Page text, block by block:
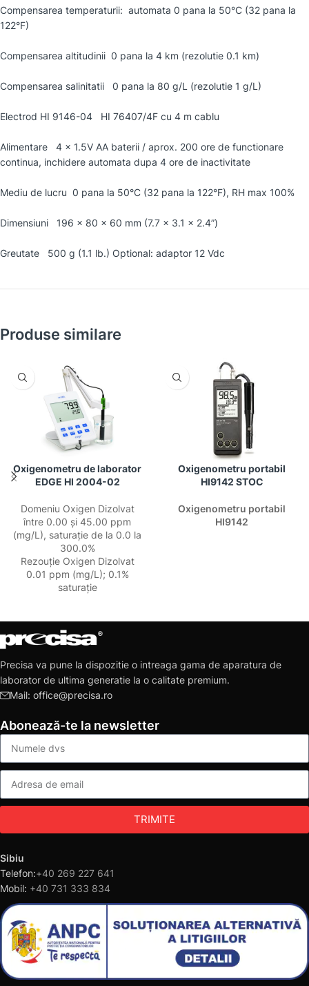
Compensarea temperaturii: automata 0 pana la 50°C (32 pana la
122°F)
Compensarea altitudinii 0 pana la 4 km (rezolutie 0.1 km)
Compensarea salinitatii 0 pana la 80 g/L (rezolutie 1 g/L)
Electrod HI 9146-04 HI 76407/4F cu 4 m cablu
Alimentare 4 x 1.5V AA baterii / aprox. 200 ore de functionare
continua, inchidere automata dupa 4 ore de inactivitate
Mediu de lucru 0 pana la 50°C (32 pana la 122°F), RH max 100%
Dimensiuni 196 x 80 x 60 mm (7.7 x 3.1 x 2.4”)
Greutate 500 g (1.1 lb.) Optional: adaptor 12 Vdc
Produse similare
Oxigenometru de laborator
EDGE HI 2004-02
Domeniu Oxigen Dizolvat
între 0.00 și 45.00 ppm
(mg/L), saturație de la 0.0 la
300.0%
Rezouţie Oxigen Dizolvat
0.01 ppm (mg/L); 0.1%
saturație
Oxigenometru portabil
HI9142 STOC
Oxigenometru portabil
HI9142
Precisa va pune la dispozitie o intreaga gama de aparatura de
laborator de ultima generatie la o calitate premium.
Mail: office@precisa.ro
Abonează-te la newsletter
TRIMITE
Sibiu
Telefon:+40 269 227 641
Mobil: +40 731 333 834